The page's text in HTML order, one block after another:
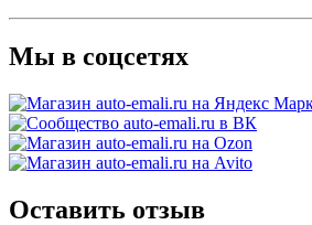
Мы в соцсетях
Оставить отзыв